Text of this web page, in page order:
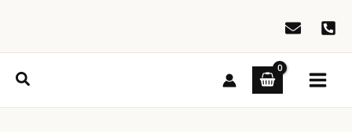
springen
Suchen